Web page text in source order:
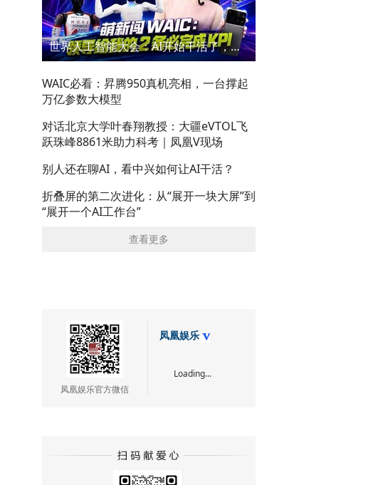
世界人工智能大会：AI开始干活了，但到底干的怎么样？萌新闯WAIC
WAIC必看：昇腾950真机亮相，一台撑起
万亿参数大模型
对话北京大学叶春翔教授：大疆eVTOL飞
跃珠峰8861米助力科考｜凤凰V现场
别人还在聊AI，看中兴如何让AI干活？
折叠屏的第二次进化：从“展开一块大屏”到
“展开一个AI工作台”
查看更多
凤凰娱乐官方微信
凤凰娱乐
Loading...